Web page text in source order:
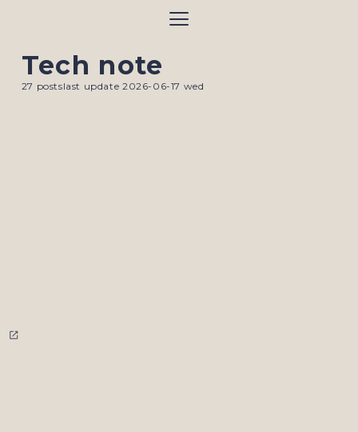
サイトのメニュー
open_in_new
Tech note
27 postslast update 2026-06-17 wed